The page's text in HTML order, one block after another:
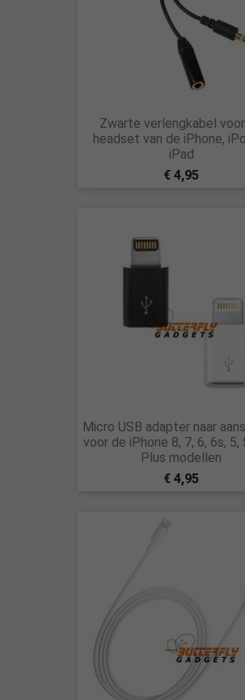
Zwarte verlengkabel
headset van de iPhone,
iPad
€ 4,95
Micro USB adapter naar
voor de iPhone 8, 7, 6, 6s, 5,
Plus modellen
€ 4,95